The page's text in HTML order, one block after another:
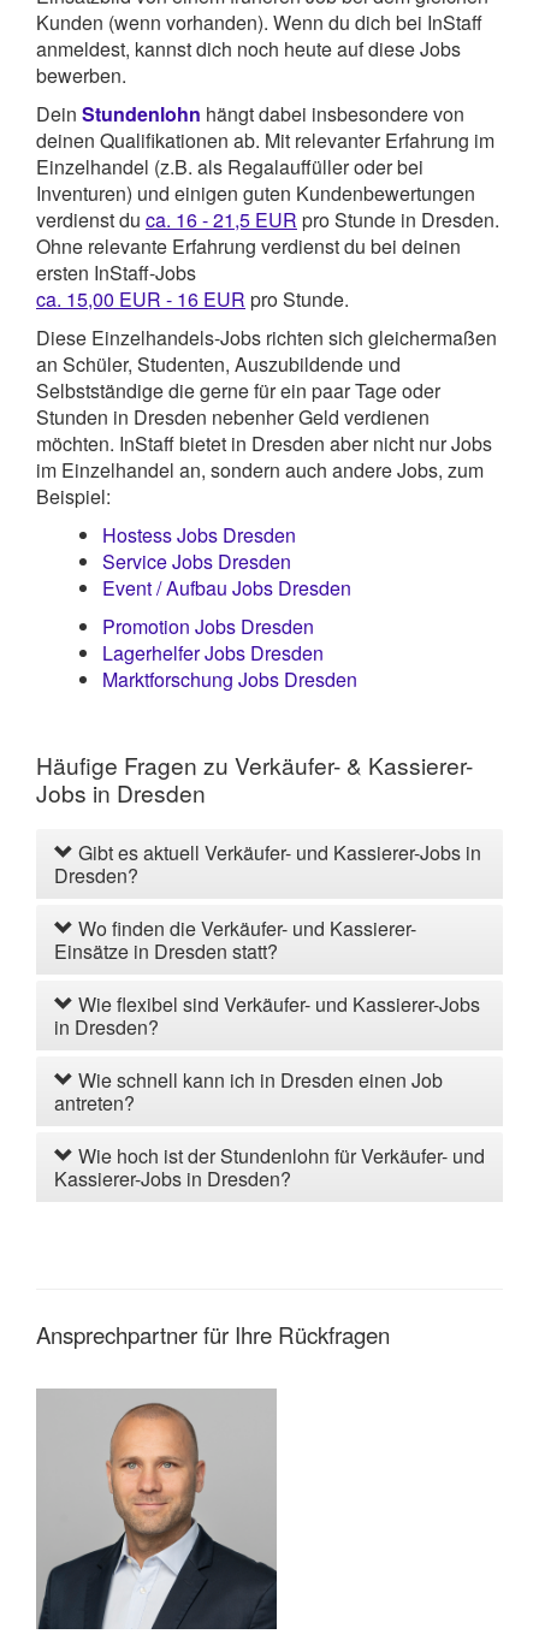
Kunden (wenn vorhanden). Wenn du dich bei InStaff
anmeldest, kannst dich noch heute auf diese Jobs
bewerben.
Dein Stundenlohn hängt dabei insbesondere von
deinen Qualifikationen ab. Mit relevanter Erfahrung im
Einzelhandel (z.B. als Regalauffüller oder bei
Inventuren) und einigen guten Kundenbewertungen
verdienst du ca. 16 - 21,5 EUR pro Stunde in Dresden.
Ohne relevante Erfahrung verdienst du bei deinen
ersten InStaff-Jobs
ca. 15,00 EUR - 16 EUR pro Stunde.
Diese Einzelhandels-Jobs richten sich gleichermaßen
an Schüler, Studenten, Auszubildende und
Selbstständige die gerne für ein paar Tage oder
Stunden in Dresden nebenher Geld verdienen
möchten. InStaff bietet in Dresden aber nicht nur Jobs
im Einzelhandel an, sondern auch andere Jobs, zum
Beispiel:
Hostess Jobs Dresden
Service Jobs Dresden
Event / Aufbau Jobs Dresden
Promotion Jobs Dresden
Lagerhelfer Jobs Dresden
Marktforschung Jobs Dresden
Häufige Fragen zu Verkäufer- & Kassierer-
Jobs in Dresden
Gibt es aktuell Verkäufer- und Kassierer-Jobs in
Dresden?
Wo finden die Verkäufer- und Kassierer-
Einsätze in Dresden statt?
Wie flexibel sind Verkäufer- und Kassierer-Jobs
in Dresden?
Wie schnell kann ich in Dresden einen Job
antreten?
Wie hoch ist der Stundenlohn für Verkäufer- und
Kassierer-Jobs in Dresden?
Ansprechpartner für Ihre Rückfragen